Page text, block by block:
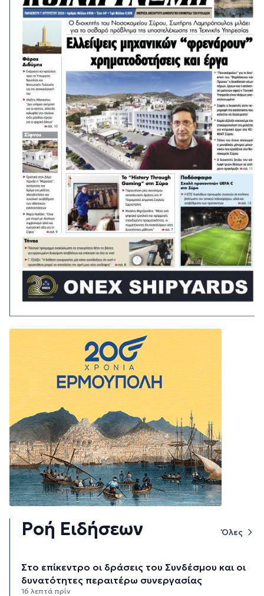
Ροή Ειδήσεων Όλες
Στο επίκεντρο οι δράσεις του Συνδέσμου και οι
δυνατότητες περαιτέρω συνεργασίας
16 λεπτά πρίν